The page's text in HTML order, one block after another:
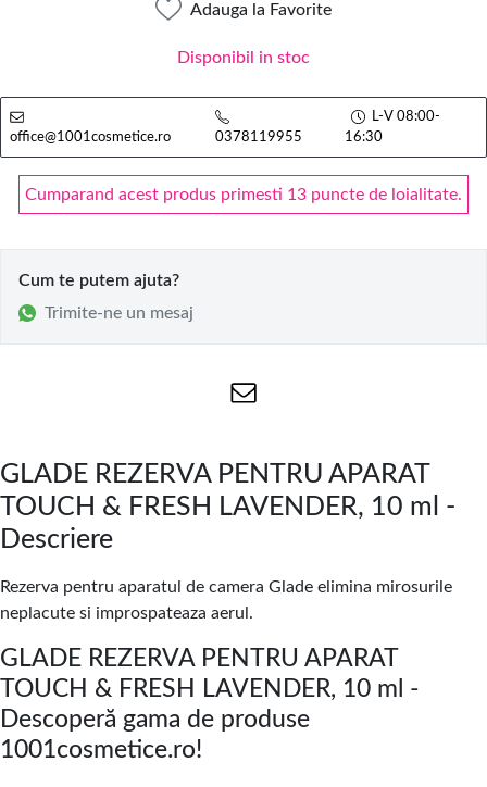
Adauga la Favorite
Disponibil in stoc
office@1001cosmetice.ro 0378119955
L-V 08:00-
16:30
Cumparand acest produs primesti 13 puncte de loialitate.
Cum te putem ajuta?
Trimite-ne un mesaj
GLADE REZERVA PENTRU APARAT
TOUCH & FRESH LAVENDER, 10 ml -
Descriere
Rezerva pentru aparatul de camera Glade elimina mirosurile
neplacute si improspateaza aerul.
GLADE REZERVA PENTRU APARAT
TOUCH & FRESH LAVENDER, 10 ml -
Descoperă gama de produse
1001cosmetice.ro!